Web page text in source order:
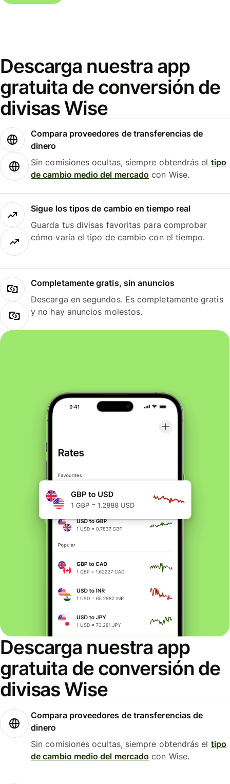
Descarga nuestra app
gratuita de conversión de
divisas Wise
Compara proveedores de transferencias de
dinero
Sin comisiones ocultas, siempre obtendrás el tipo
de cambio medio del mercado con Wise.
Sigue los tipos de cambio en tiempo real
Guarda tus divisas favoritas para comprobar
cómo varía el tipo de cambio con el tiempo.
Completamente gratis, sin anuncios
Descarga en segundos. Es completamente gratis
y no hay anuncios molestos.
Descarga nuestra app
gratuita de conversión de
divisas Wise
Compara proveedores de transferencias de
dinero
Sin comisiones ocultas, siempre obtendrás el tipo
de cambio medio del mercado con Wise.